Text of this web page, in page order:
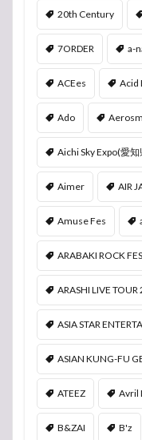
20th Century
7ORDER a-
ACEes Acid
Ado
Aichi Sky Expo(愛
Aimer AIR
Amuse Fes
ARABAKI ROCK
ARASHI LIVE
ASIA STAR
ASIAN KUNG-FU
ATEEZ Avril
B&ZAI B'z